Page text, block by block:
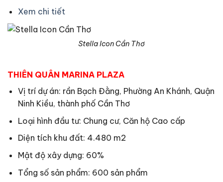
Xem chi tiết
Stella Icon Cần Thơ
THIÊN QUÂN MARINA PLAZA
Vị trí dự án: rần Bạch Đằng, Phường An Khánh, Quận
Ninh Kiều, thành phố Cần Thơ
Loại hình đầu tư: Chung cư, Căn hộ Cao cấp
Diện tích khu đất: 4.480 m2
Mật độ xây dựng: 60%
Tổng số sản phẩm: 600 sản phẩm